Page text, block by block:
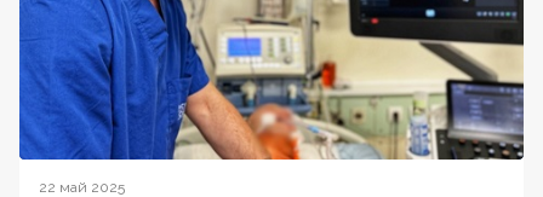
22 май 2025